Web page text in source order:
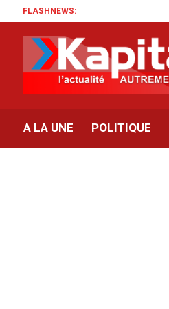
FLASHNEWS:
A LA UNE POLITIQUE